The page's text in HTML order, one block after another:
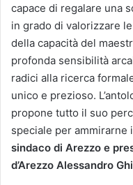
capace di regalare una
in grado di valorizzare
della capacità del
profonda sensibilità
radici alla ricerca
unico e prezioso.
propone tutto il suo
speciale per ammirarne
sindaco di Arezzo e
d’Arezzo Alessandro